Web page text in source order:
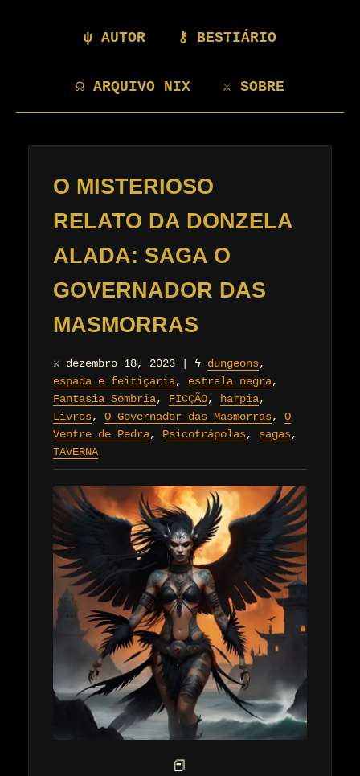
ψ AUTOR ⚷ BESTIÁRIO
☊ ARQUIVO NIX ⚔ SOBRE
O MISTERIOSO
RELATO DA DONZELA
ALADA: SAGA O
GOVERNADOR DAS
MASMORRAS
⚔ dezembro 18, 2023 ϟ dungeons,
espada e feitiçaria, estrela negra,
Fantasia Sombria, FICÇÃO, harpia,
Livros, O Governador das Masmorras, O
Ventre de Pedra, Psicotrápolas, sagas,
TAVERNA
📕